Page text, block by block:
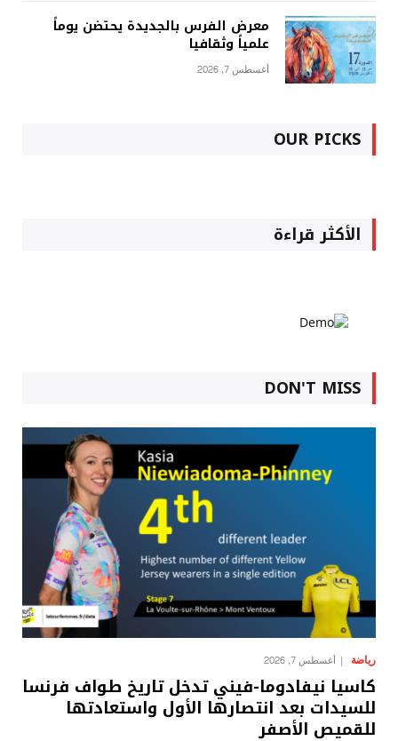
معرض الفرس بالجديدة يحتضن يوماً
علمياً وثقافيا
أغسطس 7, 2026
OUR PICKS
الأكثر قراءة
DON'T MISS
رياضة أغسطس 7, 2026
كاسيا نيفادوما-فيني تدخل تاريخ طواف فرنسا
للسيدات بعد انتصارها الأول واستعادتها
للقميص الأصفر